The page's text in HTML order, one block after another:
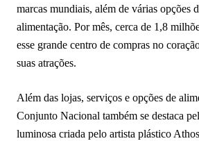
marcas mundiais, além de várias opções
alimentação. Por mês, cerca de 1,8
esse grande centro de compras no
suas atrações.
Além das lojas, serviços e opções de
Conjunto Nacional também se destaca
luminosa criada pelo artista plástico